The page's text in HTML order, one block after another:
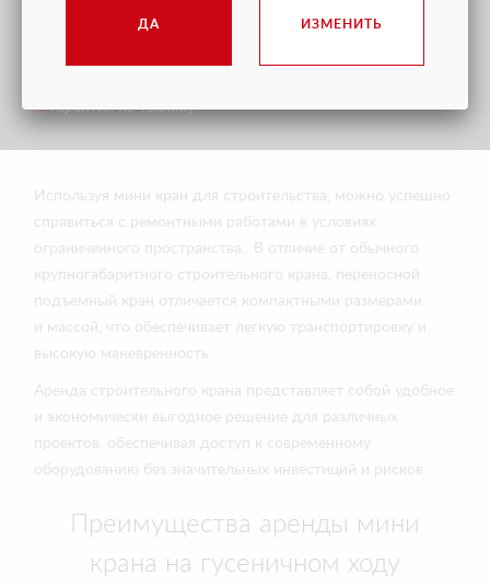
Сервисное (гарантийное) обслуживание
Гарантия на технику
Используя мини кран для строительства, можно успешно
справиться с ремонтными работами в условиях
ограниченного пространства. В отличие от обычного
крупногабаритного строительного крана, переносной
подъемный кран отличается компактными размерами
и массой, что обеспечивает легкую транспортировку и
высокую маневренность.
Аренда строительного крана представляет собой удобное
и экономически выгодное решение для различных
проектов, обеспечивая доступ к современному
оборудованию без значительных инвестиций и рисков.
Преимущества аренды мини
крана на гусеничном ходу
ДА ИЗМЕНИТЬ